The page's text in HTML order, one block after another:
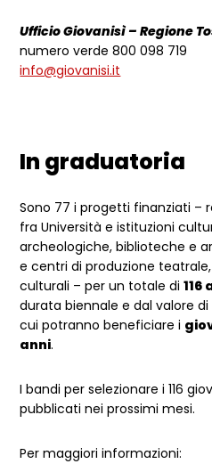
Ufficio Giovanisì – Regione
numero verde 800 098 719
info@giovanisi.it
In graduatoria
Sono 77 i progetti finanziati –
fra Università e istituzioni
archeologiche, biblioteche e
e centri di produzione
culturali – per un totale di
durata biennale e dal valore di
cui potranno beneficiare i
anni.
I bandi per selezionare i 116
pubblicati nei prossimi mesi.
Per maggiori informazioni: